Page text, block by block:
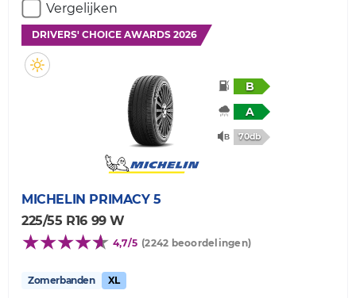
Vergelijken
DRIVERS' CHOICE AWARDS 2026
B
A
70db
MICHELIN PRIMACY 5
225/55 R16 99 W
4,7/5 (2242 beoordelingen)
Zomerbanden XL